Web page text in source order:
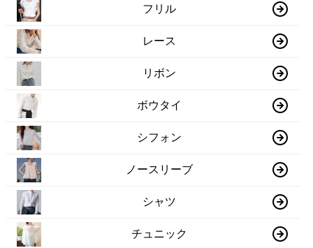
レース
リボン
ボウタイ
シフォン
ノースリーブ
シャツ
チュニック